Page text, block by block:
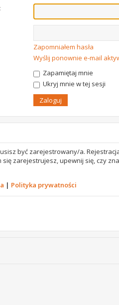
Zapomniałem hasła
Wyślij ponownie e-mail
Zapamiętaj mnie
Ukryj mnie w tej sesji
być zarejestrowany/a.
się zarejestrujesz, upewnij się, czy
| Polityka prywatności